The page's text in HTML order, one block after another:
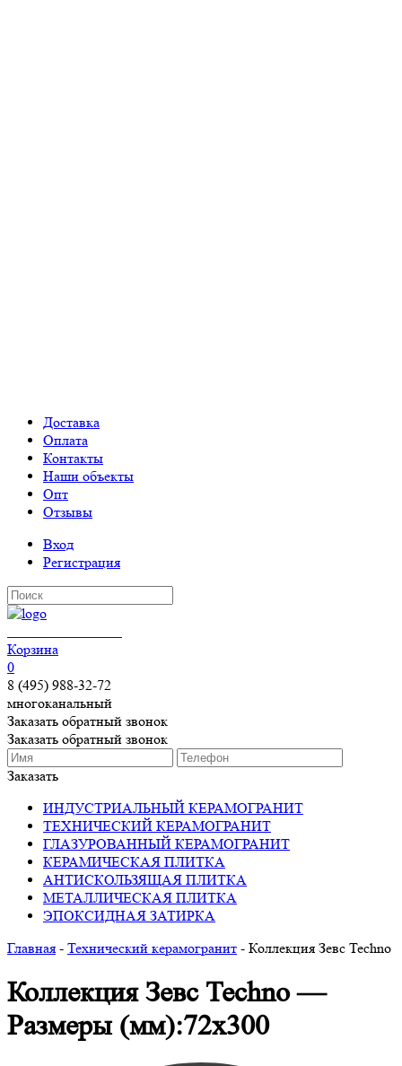
Доставка
Оплата
Контакты
Наши объекты
Опт
Отзывы
Вход
Регистрация
Корзина
0
8 (495) 988-32-72
многоканальный
Заказать обратный звонок
Заказать обратный звонок
Заказать
ИНДУСТРИАЛЬНЫЙ КЕРАМОГРАНИТ
ТЕХНИЧЕСКИЙ КЕРАМОГРАНИТ
ГЛАЗУРОВАННЫЙ КЕРАМОГРАНИТ
КЕРАМИЧЕСКАЯ ПЛИТКА
АНТИСКОЛЬЗЯЩАЯ ПЛИТКА
МЕТАЛЛИЧЕСКАЯ ПЛИТКА
ЭПОКСИДНАЯ ЗАТИРКА
Главная - Технический керамогранит - Коллекция Зевс Techno
Коллекция Зевс Techno —
Размеры (мм):72х300